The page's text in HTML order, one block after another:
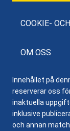
COOKIE-
OM OSS
Innehållet på
reserverar oss
inaktuella
inklusive
och annan